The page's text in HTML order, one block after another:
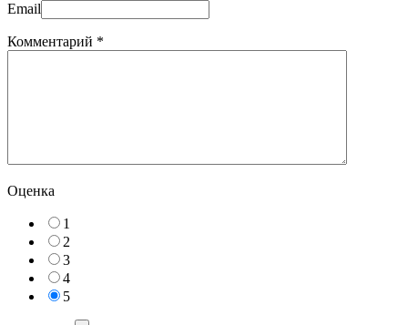
Email
Комментарий *
Оценка
1
2
3
4
5